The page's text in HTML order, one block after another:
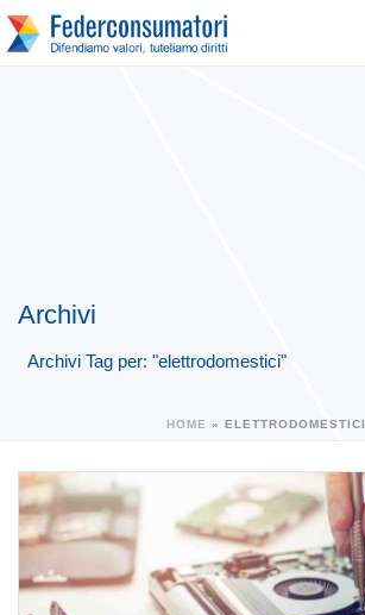
Archivi
Archivi Tag per: "elettrodomestici"
HOME » ELETTRODOMESTICI